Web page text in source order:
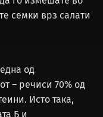
семки врз салати
од
– речиси 70% од
Исто така,
Б и